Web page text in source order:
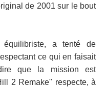
de 2001 sur le bout
a tenté de
ce qui en faisait
que la mission est
2 Remake" respecte, à